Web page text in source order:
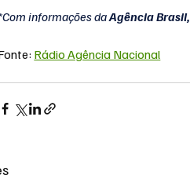
informações da Agência Brasil,
Rádio Agência Nacional